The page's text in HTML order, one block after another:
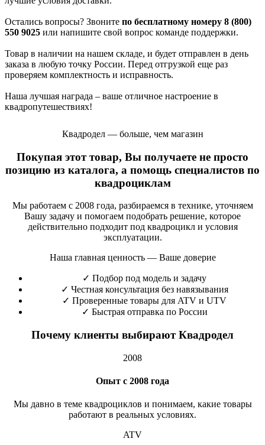
Остались вопросы? Звоните по бесплатному номеру 8 (800)
550 9025 или напишите свой вопрос команде поддержки.
Товар в наличии на нашем складе, и будет отправлен в день
заказа в любую точку России. Перед отгрузкой еще раз
проверяем комплектность и исправность.
Наша лучшая награда – ваше отличное настроение в
квадропутешествиях!
Квадродел — больше, чем магазин
Покупая этот товар, Вы получаете не просто
позицию из каталога, а помощь специалистов по
квадроциклам
Мы работаем с 2008 года, разбираемся в технике, уточняем
Вашу задачу и помогаем подобрать решение, которое
действительно подходит под квадроцикл и условия
эксплуатации.
Наша главная ценность — Ваше доверие
✓ Подбор под модель и задачу
✓ Честная консультация без навязывания
✓ Проверенные товары для ATV и UTV
✓ Быстрая отправка по России
Почему клиенты выбирают Квадродел
2008
Опыт с 2008 года
Мы давно в теме квадроциклов и понимаем, какие товары
работают в реальных условиях.
ATV